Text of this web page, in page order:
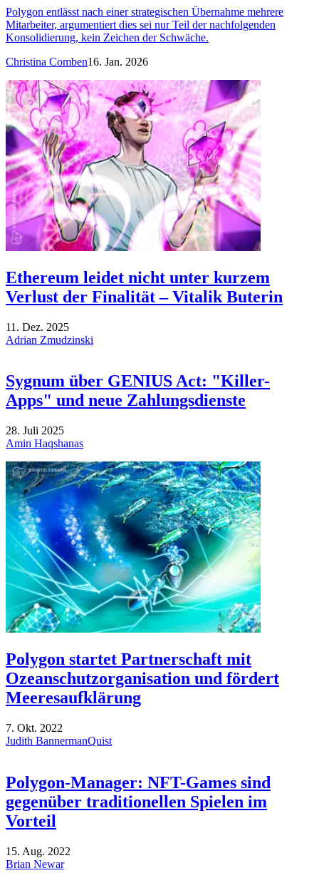
Polygon entlässt nach einer strategischen Übernahme mehrere
Mitarbeiter, argumentiert dies sei nur Teil der nachfolgenden
Konsolidierung, kein Zeichen der Schwäche.
Christina Comben16. Jan. 2026
Ethereum leidet nicht unter kurzem
Verlust der Finalität – Vitalik Buterin
11. Dez. 2025
Adrian Zmudzinski
Sygnum über GENIUS Act: "Killer-
Apps" und neue Zahlungsdienste
28. Juli 2025
Amin Haqshanas
Polygon startet Partnerschaft mit
Ozeanschutzorganisation und fördert
Meeresaufklärung
7. Okt. 2022
Judith BannermanQuist
Polygon-Manager: NFT-Games sind
gegenüber traditionellen Spielen im
Vorteil
15. Aug. 2022
Brian Newar